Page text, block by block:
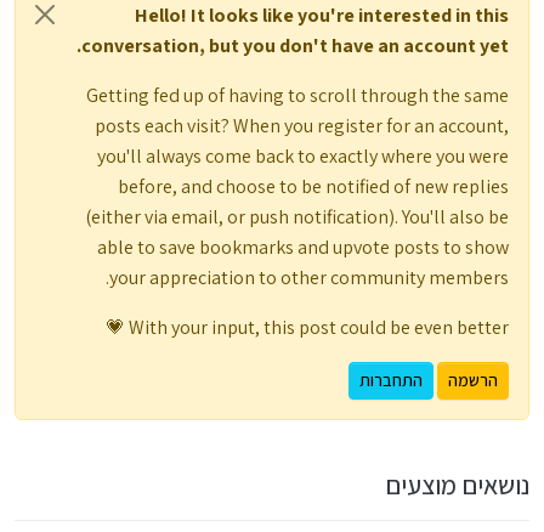
Hello! It looks like you're interested in this
conversation, but you don't have an account yet.
Getting fed up of having to scroll through the same
posts each visit? When you register for an account,
you'll always come back to exactly where you were
before, and choose to be notified of new replies
(either via email, or push notification). You'll also be
able to save bookmarks and upvote posts to show
your appreciation to other community members.
With your input, this post could be even better 💗
הרשמה התחברות
נושאים מוצעים